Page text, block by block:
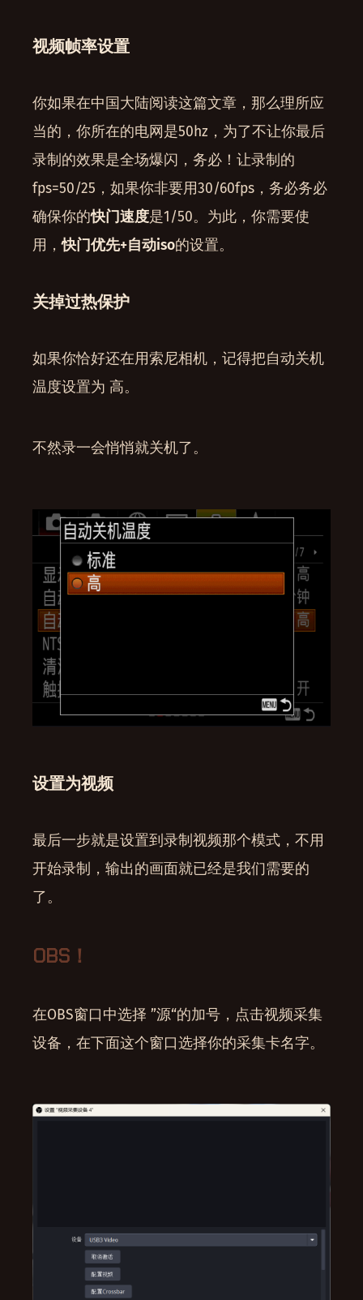
视频帧率设置
你如果在中国大陆阅读这篇文章，那么理所应
当的，你所在的电网是50hz，为了不让你最后
录制的效果是全场爆闪，务必！让录制的
fps=50/25，如果你非要用30/60fps，务必务必
确保你的快门速度是1/50。为此，你需要使
用，快门优先+自动iso的设置。
关掉过热保护
如果你恰好还在用索尼相机，记得把自动关机
温度设置为 高。
不然录一会悄悄就关机了。
设置为视频
最后一步就是设置到录制视频那个模式，不用
开始录制，输出的画面就已经是我们需要的
了。
OBS！
在OBS窗口中选择 ”源“的加号，点击视频采集
设备，在下面这个窗口选择你的采集卡名字。